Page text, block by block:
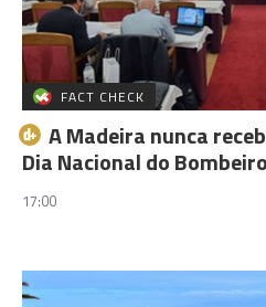
FACT CHECK
A Madeira nunca
Dia Nacional do
17:00